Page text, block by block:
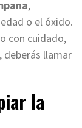
,
o el óxido.
con cuidado,
deberás llamar
la